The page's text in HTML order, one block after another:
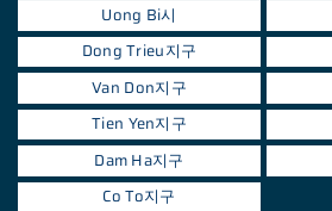
Uong Bi시
Dong Trieu지구
Van Don지구
Tien Yen지구
Dam Ha지구
Co To지구